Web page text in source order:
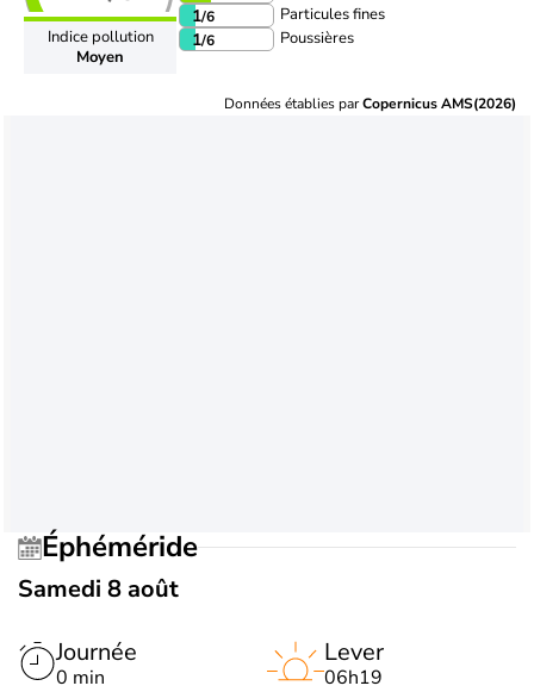
Indice pollution
Moyen
1/6 Particules fines
1/6 Poussières
Données établies parCopernicus AMS(2026)
Éphéméride
Samedi 8 août
Journée
0 min
Lever
06h19